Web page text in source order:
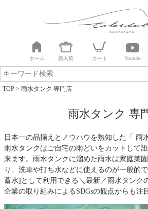
ホーム 新入荷 カート Youtube
TOP 雨水タンク 専門店
雨水タンク 専
日本一の品揃えとノウハウを熟知した「 雨
雨水タンクはご自宅の雨どいをカットして
来ます。雨水タンクに溜めた雨水は家庭菜
り、洗車や打ち水などに使えるのが一般的
蓄水]として利用できる＼最新／雨水タンク
企業の取り組みによるSDGsの観点からも注